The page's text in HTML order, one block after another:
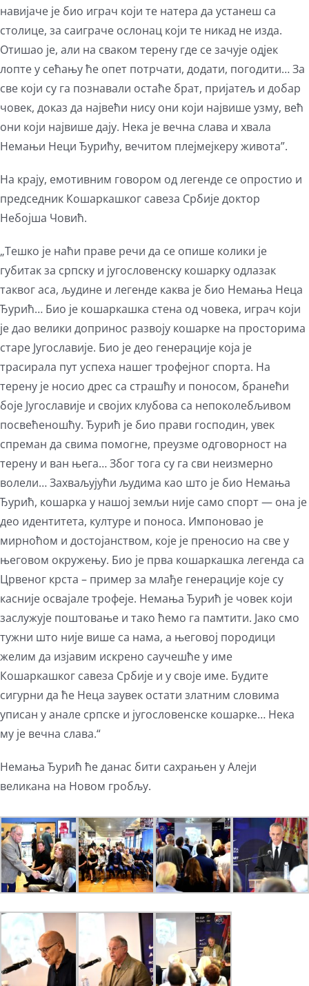
навијаче је био играч који те натера да устанеш са
столице, за саиграче ослонац који те никад не изда.
Отишао је, али на сваком терену где се зачује одјек
лопте у сећању ће опет потрчати, додати, погодити… За
све који су га познавали остаће брат, пријатељ и добар
човек, доказ да највећи нису они који највише узму, већ
они који највише дају. Нека је вечна слава и хвала
Немањи Неци Ђурићу, вечитом плејмејкеру живота”.
На крају, емотивним говором од легенде се опростио и
председник Кошаркашког савеза Србије доктор
Небојша Човић.
„Тешко је наћи праве речи да се опише колики је
губитак за српску и југословенску кошарку одлазак
таквог аса, људине и легенде каква је био Немања Неца
Ђурић… Био је кошаркашка стена од човека, играч који
је даo велики допринос развоју кошарке на просторима
старе Југославије. Био је део генерације која је
трасирала пут успеха нашег трофејног спорта. На
терену је носио дрес са страшћу и поносом, бранећи
боје Југославије и својих клубова са непоколебљивом
посвећеношћу. Ђурић је био прави господин, увек
спреман да свима помогне, преузме одговорност на
терену и ван њега… Због тога су га сви неизмерно
волели… Захваљујући људима као што је био Немања
Ђурић, кошарка у нашој земљи није само спорт — она је
део идентитета, културе и поноса. Импоновао је
мирноћом и достојанством, које је преносио на све у
његовом окружењу. Био је прва кошаркашка легенда са
Црвеног крста – пример за млађе генерације које су
касније освајале трофеје. Немања Ђурић је човек који
заслужује поштовање и тако ћемо га памтити. Јако смо
тужни што није више са нама, а његовој породици
желим да изјавим искрено саучешће у име
Кошаркашког савеза Србије и у своје име. Будите
сигурни да ће Неца заувек остати златним словима
уписан у анале српске и југословенске кошарке… Нека
му је вечна слава.“
Немања Ђурић ће данас бити сахрањен у Алеји
великана на Новом гробљу.